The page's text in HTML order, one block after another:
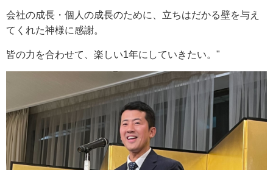
会社の成長・個人の成長のために、立ちはだかる壁を与え
てくれた神様に感謝。
皆の力を合わせて、楽しい1年にしていきたい。"